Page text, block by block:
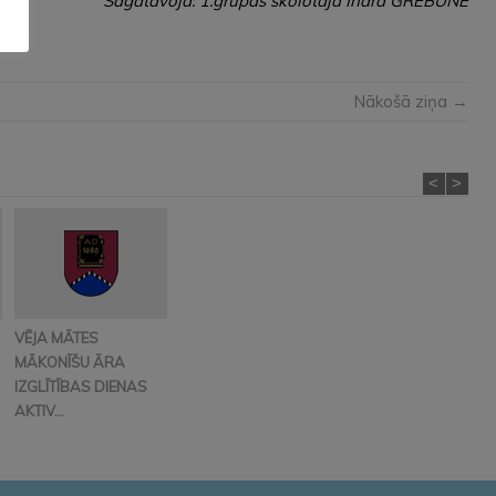
Nākošā ziņa →
VĒJA MĀTES
MĀKONĪŠU ĀRA
IZGLĪTĪBAS DIENAS
AKTIV...
< >